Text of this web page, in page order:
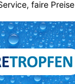
faire Preise